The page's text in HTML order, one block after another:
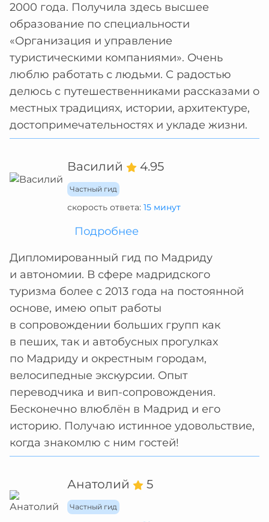
2000 года. Получила здесь высшее
образование по специальности
«Организация и управление
туристическими компаниями». Очень
люблю работать с людьми. С радостью
делюсь с путешественниками рассказами о
местных традициях, истории, архитектуре,
достопримечательностях и укладе жизни.
Василий 4.95
Частный гид
скорость ответа: 15 минут
Подробнее
Дипломированный гид по Мадриду
и автономии. В сфере мадридского
туризма более с 2013 года на постоянной
основе, имею опыт работы
в сопровождении больших групп как
в пеших, так и автобусных прогулках
по Мадриду и окрестным городам,
велосипедные экскурсии. Опыт
переводчика и вип-сопровождения.
Бесконечно влюблён в Мадрид и его
историю. Получаю истинное удовольствие,
когда знакомлю с ним гостей!
Анатолий 5
Частный гид